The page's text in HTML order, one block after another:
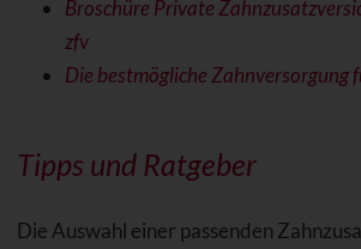
Broschüre Private
zfv
Die bestmögliche Zahnversorgung
Tipps und Ratgeber
Die Auswahl einer passenden